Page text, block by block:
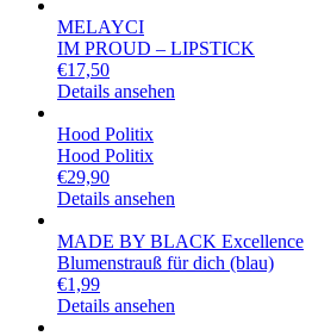
MELAYCI
IM PROUD – LIPSTICK
€17,50
Details ansehen
Hood Politix
Hood Politix
€29,90
Details ansehen
MADE BY BLACK Excellence
Blumenstrauß für dich (blau)
€1,99
Details ansehen